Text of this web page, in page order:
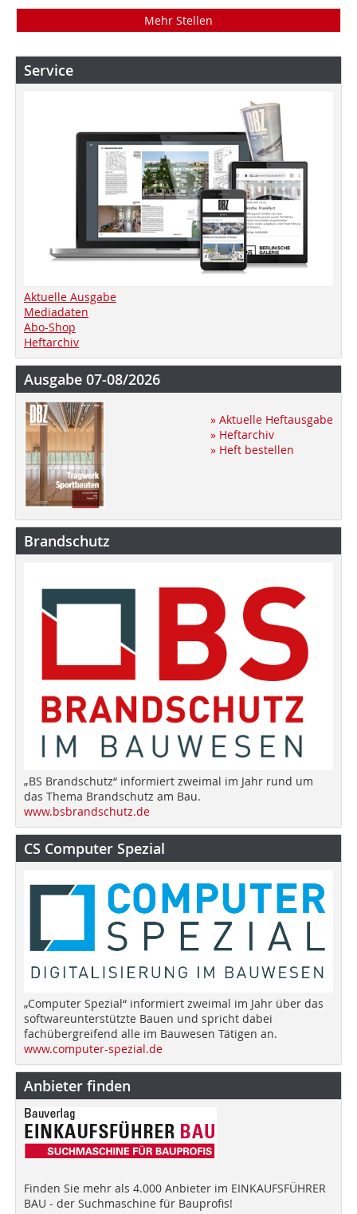
Mehr Stellen
Service
Aktuelle Ausgabe
Mediadaten
Abo-Shop
Heftarchiv
Ausgabe 07-08/2026
» Aktuelle Heftausgabe
» Heftarchiv
» Heft bestellen
Brandschutz
„BS Brandschutz“ informiert zweimal im Jahr rund um
das Thema Brandschutz am Bau.
www.bsbrandschutz.de
CS Computer Spezial
„Computer Spezial“ informiert zweimal im Jahr über das
softwareunterstützte Bauen und spricht dabei
fachübergreifend alle im Bauwesen Tätigen an.
www.computer-spezial.de
Anbieter finden
Finden Sie mehr als 4.000 Anbieter im EINKAUFSFÜHRER
BAU - der Suchmaschine für Bauprofis!